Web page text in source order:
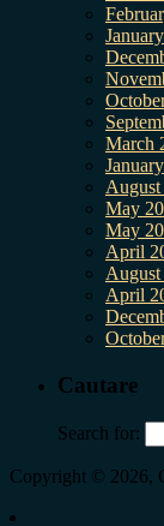
March
May
May
April
April
Cautare
Search for:
Copyright © 2026,